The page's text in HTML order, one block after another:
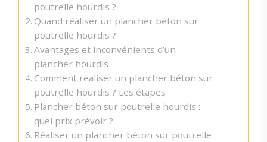
poutrelle hourdis ?
Quand réaliser un plancher béton sur
poutrelle hourdis ?
Avantages et inconvénients d’un
plancher hourdis
Comment réaliser un plancher béton sur
poutrelle hourdis ? Les étapes
Plancher béton sur poutrelle hourdis :
quel prix prévoir ?
Réaliser un plancher béton sur poutrelle